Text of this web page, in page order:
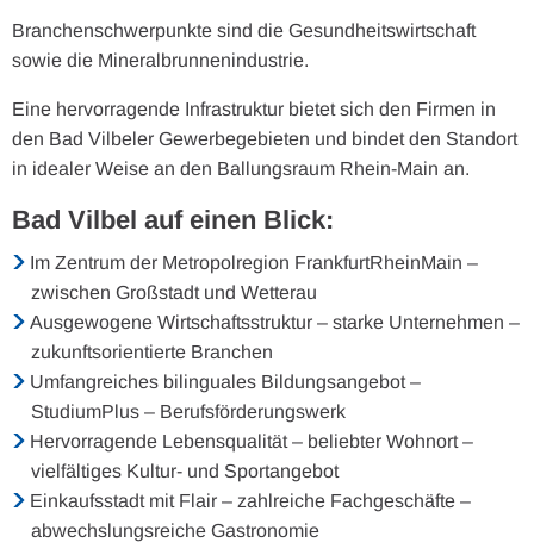
Branchenschwerpunkte sind die Gesundheitswirtschaft
sowie die Mineralbrunnenindustrie.
Eine hervorragende Infrastruktur bietet sich den Firmen in
den Bad Vilbeler Gewerbegebieten und bindet den Standort
in idealer Weise an den Ballungsraum Rhein-Main an.
Bad Vilbel auf einen Blick:
Im Zentrum der Metropolregion FrankfurtRheinMain –
zwischen Großstadt und Wetterau
Ausgewogene Wirtschaftsstruktur – starke Unternehmen –
zukunftsorientierte Branchen
Umfangreiches bilinguales Bildungsangebot –
StudiumPlus – Berufsförderungswerk
Hervorragende Lebensqualität – beliebter Wohnort –
vielfältiges Kultur- und Sportangebot
Einkaufsstadt mit Flair – zahlreiche Fachgeschäfte –
abwechslungsreiche Gastronomie